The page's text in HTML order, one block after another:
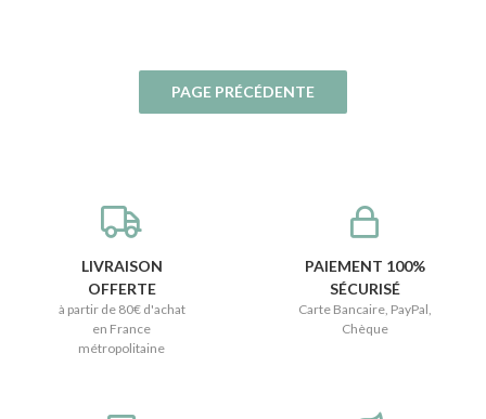
LIVRAISON
OFFERTE
à partir de 80€ d'achat
en France
métropolitaine
PAIEMENT 100%
SÉCURISÉ
Carte Bancaire, PayPal,
Chèque